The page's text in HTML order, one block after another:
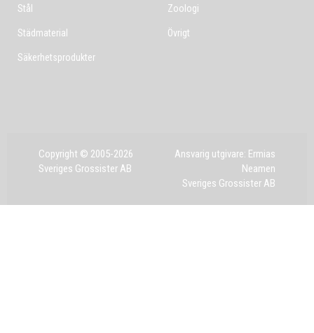
Stål
Städmaterial
Säkerhetsprodukter
Zoologi
Övrigt
Copyright © 2005-2026
Sveriges Grossister AB
Ansvarig utgivare: Ermias
Neamen
Sveriges Grossister AB